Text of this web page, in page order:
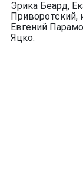
Эрика Беард,
Приворотский,
Евгений
Яцко.